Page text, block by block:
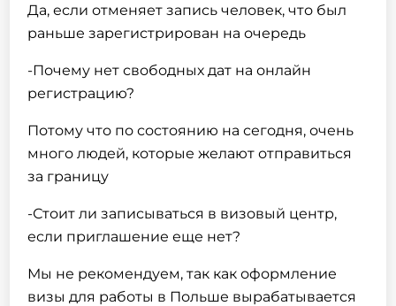
Да, если отменяет запись человек, что был
раньше зарегистрирован на очередь
-Почему нет свободных дат на онлайн
регистрацию?
Потому что по состоянию на сегодня, очень
много людей, которые желают отправиться
за границу
-Стоит ли записываться в визовый центр,
если приглашение еще нет?
Мы не рекомендуем, так как оформление
визы для работы в Польше вырабатывается